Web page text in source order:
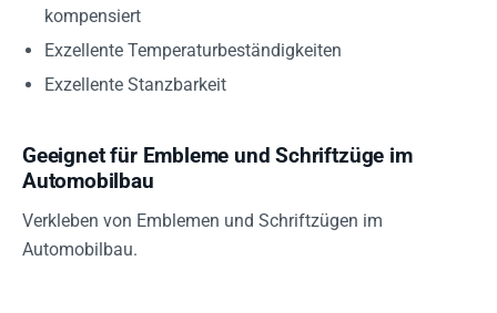
kompensiert
Exzellente Temperaturbeständigkeiten
Exzellente Stanzbarkeit
Geeignet für Embleme und Schriftzüge im
Automobilbau
Verkleben von Emblemen und Schriftzügen im
Automobilbau.